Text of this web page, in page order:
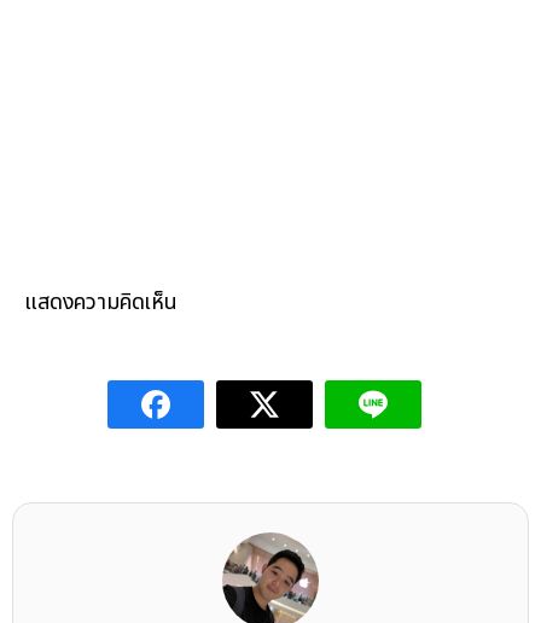
แสดงความคิดเห็น